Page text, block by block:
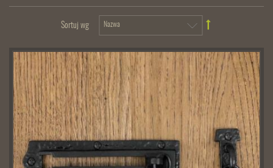
Sortuj wg